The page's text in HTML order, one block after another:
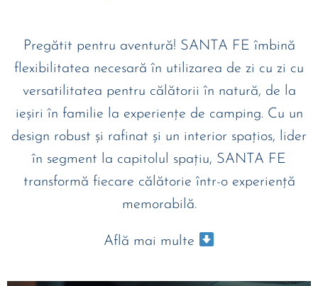
Pregătit pentru aventură! SANTA FE îmbină
flexibilitatea necesară în utilizarea de zi cu zi cu
versatilitatea pentru călătorii în natură, de la
ieșiri în familie la experiențe de camping. Cu un
design robust și rafinat și un interior spațios, lider
în segment la capitolul spațiu, SANTA FE
transformă fiecare călătorie într-o experiență
memorabilă.
Află mai multe